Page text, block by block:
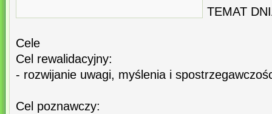
TEMAT
Cele
Cel rewalidacyjny:
- rozwijanie uwagi, myślenia i
Cel poznawczy: